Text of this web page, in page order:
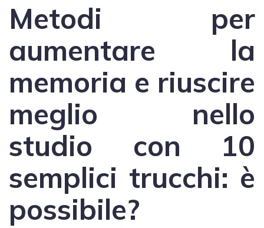
Metodi per
aumentare la
memoria e riuscire
meglio nello
studio con 10
semplici trucchi: è
possibile?